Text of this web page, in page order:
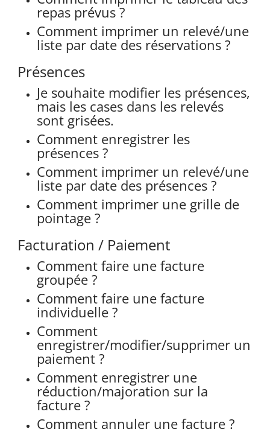
repas prévus ?
Comment imprimer un relevé/une
liste par date des réservations ?
Présences
Je souhaite modifier les présences,
mais les cases dans les relevés
sont grisées.
Comment enregistrer les
présences ?
Comment imprimer un relevé/une
liste par date des présences ?
Comment imprimer une grille de
pointage ?
Facturation / Paiement
Comment faire une facture
groupée ?
Comment faire une facture
individuelle ?
Comment
enregistrer/modifier/supprimer un
paiement ?
Comment enregistrer une
réduction/majoration sur la
facture ?
Comment annuler une facture ?